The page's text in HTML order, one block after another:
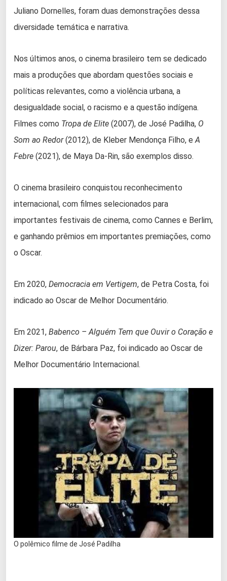
Juliano Dornelles, foram duas demonstrações dessa
diversidade temática e narrativa.
Nos últimos anos, o cinema brasileiro tem se dedicado
mais a produções que abordam questões sociais e
políticas relevantes, como a violência urbana, a
desigualdade social, o racismo e a questão indígena.
Filmes como Tropa de Elite (2007), de José Padilha, O
Som ao Redor(2012), de Kleber Mendonça Filho, e A
Febre (2021), de Maya Da-Rin, são exemplos disso.
O cinema brasileiro conquistou reconhecimento
internacional, com filmes selecionados para
importantes festivais de cinema, como Cannes e Berlim,
e ganhando prêmios em importantes premiações, como
o Oscar.
Em 2020, Democracia em Vertigem, de Petra Costa, foi
indicado ao Oscar de Melhor Documentário.
Em 2021, Babenco – Alguém Tem que Ouvir o Coração e
Dizer: Parou, de Bárbara Paz, foi indicado ao Oscar de
Melhor Documentário Internacional.
O polêmico filme de José Padilha